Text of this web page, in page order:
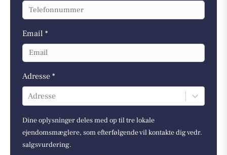
Email *
Adresse *
Adresse
Dine oplysninger deles med op til tre lokale
ejendomsmæglere, som efterfølgende vil kontakte dig vedr.
salgsvurdering.